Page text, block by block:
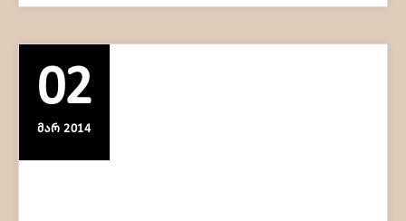
02
ᲛᲐᲠ 2014